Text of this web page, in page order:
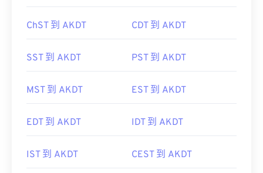
ChST 到 AKDT CDT 到 AKDT
SST 到 AKDT PST 到 AKDT
MST 到 AKDT EST 到 AKDT
EDT 到 AKDT IDT 到 AKDT
IST 到 AKDT CEST 到 AKDT